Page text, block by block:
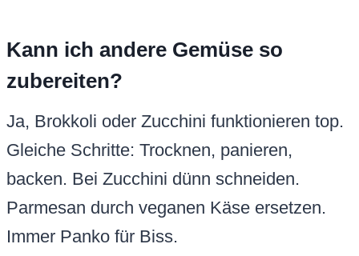
Kann ich andere Gemüse so
zubereiten?
Ja, Brokkoli oder Zucchini funktionieren top.
Gleiche Schritte: Trocknen, panieren,
backen. Bei Zucchini dünn schneiden.
Parmesan durch veganen Käse ersetzen.
Immer Panko für Biss.